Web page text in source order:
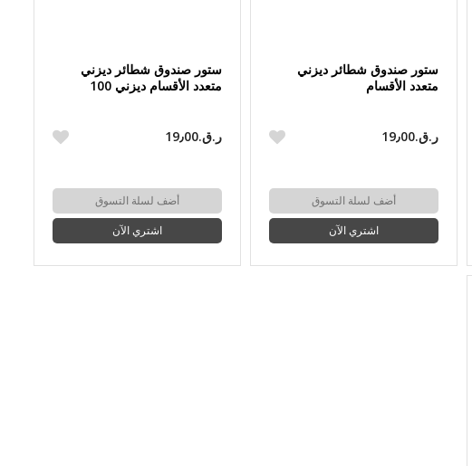
ستور صندوق شطائر ديزني
متعدد الأقسام
ر.ق.‏19٫00
أضف لسلة التسوق
اشتري الآن
ستور صندوق شطائر ديزني
متعدد الأقسام ديزني 100
ر.ق.‏19٫00
أضف لسلة التسوق
اشتري الآن